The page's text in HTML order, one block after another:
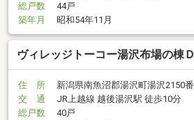
総戸数
44戸
築年月
昭和54年11月
ヴィレッジトーコー湯沢布場の棟Ｄ
住 所
新潟県南魚沼郡湯沢町湯沢2150番
交 通
JR上越線 越後湯沢駅 徒歩10分
総戸数
40戸